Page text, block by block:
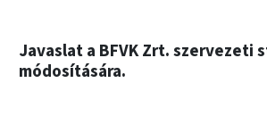
Javaslat a BFVK Zrt. szervezeti
módosítására.